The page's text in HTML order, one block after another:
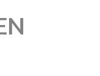
0,70€
Enthält 19% MwSt.